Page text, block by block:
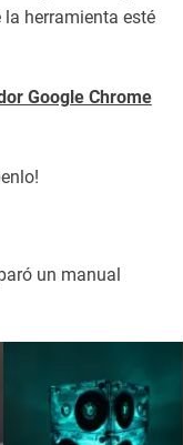
herramienta esté
Google Chrome
un manual